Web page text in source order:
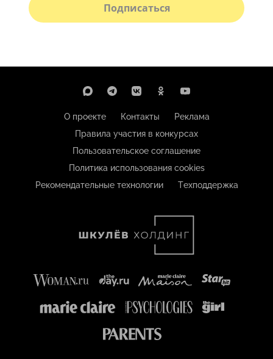
Подписаться
О проекте Контакты
Реклама
Правила участия в конкурсах
Пользовательское соглашение
Политика использования cookies
Рекомендательные технологии
Техподдержка